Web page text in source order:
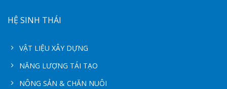
HỆ SINH THÁI
VẬT LIỆU XÂY DỰNG
NĂNG LƯỢNG TÁI TẠO
NÔNG SẢN & CHĂN NUÔI